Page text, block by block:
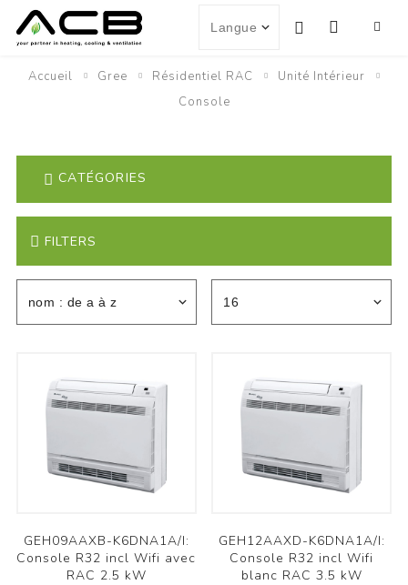
Accueil Gree Résidentiel RAC
Unité Intérieur
Console
FILTERS
GEH09AAXB-K6DNA1A/I:
Console R32 incl Wifi avec
RAC 2.5 kW
GEH12AAXD-K6DNA1A/I:
Console R32 incl Wifi
blanc RAC 3.5 kW
CATÉGORIES